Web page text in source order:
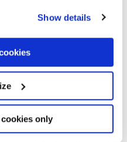
to:
your geographical
to within several
scanning it for
data is processed
details section.
Show details
only
C) de laNote d'informationsur